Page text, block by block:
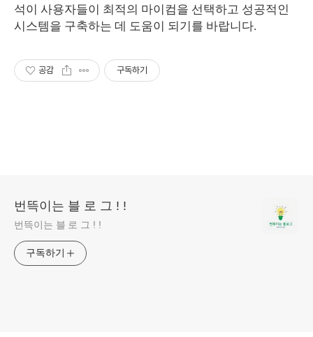
석이 사용자들이 최적의 마이컴을 선택하고 성공적인
시스템을 구축하는 데 도움이 되기를 바랍니다.
공감 구독하기
번뜩이는 블 로 그 ! !
번뜩이는 블 로 그 ! !
구독하기